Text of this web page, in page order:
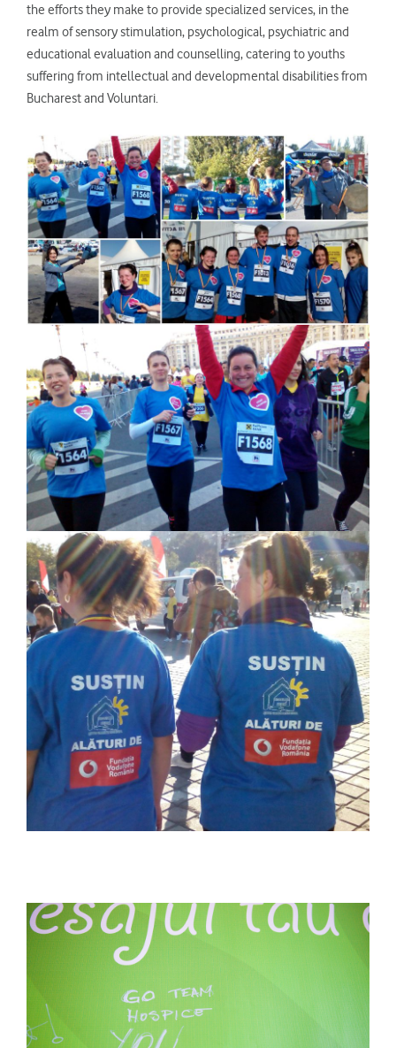
the efforts they make to provide specialized services, in the
realm of sensory stimulation, psychological, psychiatric and
educational evaluation and counselling, catering to youths
suffering from intellectual and developmental disabilities from
Bucharest and Voluntari.